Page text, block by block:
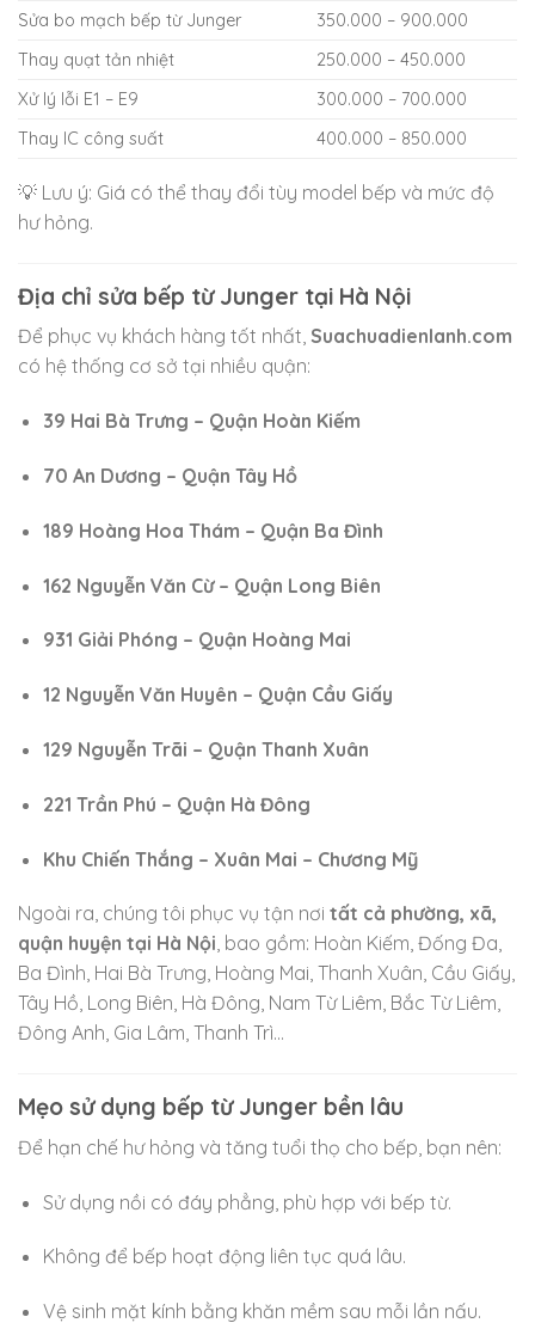
Sửa bo mạch bếp từ Junger
350.000 – 900.000
Thay quạt tản nhiệt
250.000 – 450.000
Xử lý lỗi E1 – E9
300.000 – 700.000
Thay IC công suất
400.000 – 850.000
💡 Lưu ý: Giá có thể thay đổi tùy model bếp và mức độ
hư hỏng.
Địa chỉ sửa bếp từ Junger tại Hà Nội
Để phục vụ khách hàng tốt nhất, Suachuadienlanh.com
có hệ thống cơ sở tại nhiều quận:
39 Hai Bà Trưng – Quận Hoàn Kiếm
70 An Dương – Quận Tây Hồ
189 Hoàng Hoa Thám – Quận Ba Đình
162 Nguyễn Văn Cừ – Quận Long Biên
931 Giải Phóng – Quận Hoàng Mai
12 Nguyễn Văn Huyên – Quận Cầu Giấy
129 Nguyễn Trãi – Quận Thanh Xuân
221 Trần Phú – Quận Hà Đông
Khu Chiến Thắng – Xuân Mai – Chương Mỹ
Ngoài ra, chúng tôi phục vụ tận nơi tất cả phường, xã,
quận huyện tại Hà Nội, bao gồm: Hoàn Kiếm, Đống Đa,
Ba Đình, Hai Bà Trưng, Hoàng Mai, Thanh Xuân, Cầu Giấy,
Tây Hồ, Long Biên, Hà Đông, Nam Từ Liêm, Bắc Từ Liêm,
Đông Anh, Gia Lâm, Thanh Trì…
Mẹo sử dụng bếp từ Junger bền lâu
Để hạn chế hư hỏng và tăng tuổi thọ cho bếp, bạn nên:
Sử dụng nồi có đáy phẳng, phù hợp với bếp từ.
Không để bếp hoạt động liên tục quá lâu.
Vệ sinh mặt kính bằng khăn mềm sau mỗi lần nấu.